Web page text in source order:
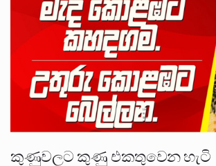
කුණුවලට කුණු එකතුවෙන හැටි